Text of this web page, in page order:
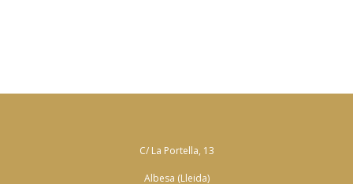
C/ La Portella, 13
Albesa (Lleida)